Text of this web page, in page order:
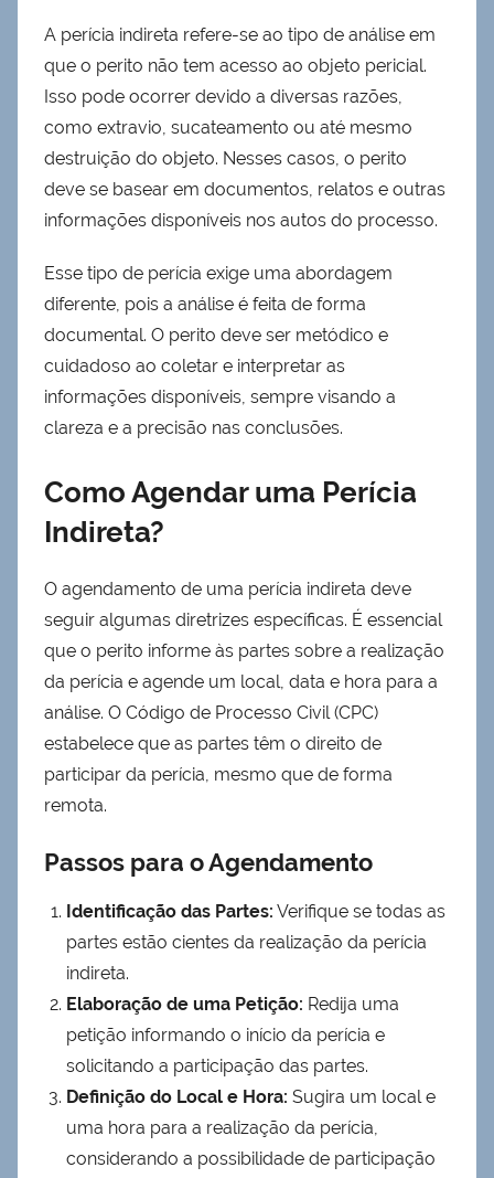
A perícia indireta refere-se ao tipo de análise em
que o perito não tem acesso ao objeto pericial.
Isso pode ocorrer devido a diversas razões,
como extravio, sucateamento ou até mesmo
destruição do objeto. Nesses casos, o perito
deve se basear em documentos, relatos e outras
informações disponíveis nos autos do processo.
Esse tipo de perícia exige uma abordagem
diferente, pois a análise é feita de forma
documental. O perito deve ser metódico e
cuidadoso ao coletar e interpretar as
informações disponíveis, sempre visando a
clareza e a precisão nas conclusões.
Como Agendar uma Perícia
Indireta?
O agendamento de uma perícia indireta deve
seguir algumas diretrizes específicas. É essencial
que o perito informe às partes sobre a realização
da perícia e agende um local, data e hora para a
análise. O Código de Processo Civil (CPC)
estabelece que as partes têm o direito de
participar da perícia, mesmo que de forma
remota.
Passos para o Agendamento
Identificação das Partes: Verifique se todas as
partes estão cientes da realização da perícia
indireta.
Elaboração de uma Petição: Redija uma
petição informando o início da perícia e
solicitando a participação das partes.
Definição do Local e Hora: Sugira um local e
uma hora para a realização da perícia,
considerando a possibilidade de participação